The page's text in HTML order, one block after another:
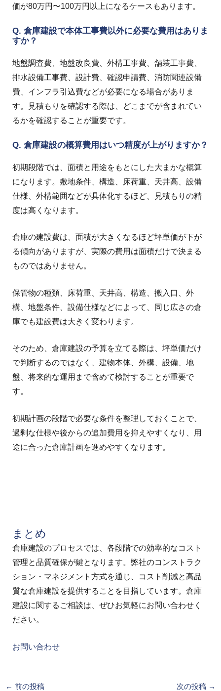
価が80万円〜100万円以上になるケースもあります。
Q. 倉庫建設で本体工事費以外に必要な費用はありま
すか？
地盤調査費、地盤改良費、外構工事費、舗装工事費、
排水設備工事費、設計費、確認申請費、消防関連設備
費、インフラ引込費などが必要になる場合がありま
す。見積もりを確認する際は、どこまでが含まれてい
るかを確認することが重要です。
Q. 倉庫建設の概算費用はいつ精度が上がりますか？
初期段階では、面積と用途をもとにした大まかな概算
になります。敷地条件、構造、床荷重、天井高、設備
仕様、外構範囲などが具体化するほど、見積もりの精
度は高くなります。
倉庫の建設費は、面積が大きくなるほど坪単価が下が
る傾向がありますが、実際の費用は面積だけで決まる
ものではありません。
保管物の種類、床荷重、天井高、構造、搬入口、外
構、地盤条件、設備仕様などによって、同じ広さの倉
庫でも建設費は大きく変わります。
そのため、倉庫建設の予算を立てる際は、坪単価だけ
で判断するのではなく、建物本体、外構、設備、地
盤、将来的な運用まで含めて検討することが重要で
す。
初期計画の段階で必要な条件を整理しておくことで、
過剰な仕様や後からの追加費用を抑えやすくなり、用
途に合った倉庫計画を進めやすくなります。
まとめ
倉庫建設のプロセスでは、各段階での効率的なコスト
管理と品質確保が鍵となります。弊社のコンストラク
ション・マネジメント方式を通じ、コスト削減と高品
質な倉庫建設を提供することを目指しています。倉庫
建設に関するご相談は、ぜひお気軽にお問い合わせく
ださい。
お問い合わせ
← 前の投稿 次の投稿 →